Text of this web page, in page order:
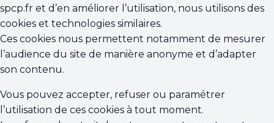
spcp.fr et d’en améliorer l’utilisation, nous utilisons des
cookies et technologies similaires.
Ces cookies nous permettent notamment de mesurer
l’audience du site de manière anonyme et d’adapter
son contenu.
Vous pouvez accepter, refuser ou paramétrer
l’utilisation de ces cookies à tout moment.